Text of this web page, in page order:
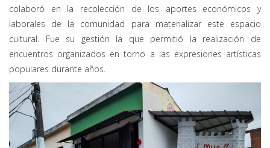
colaboró en la recolección de los aportes económicos y
laborales de la comunidad para materializar este espacio
cultural. Fue su gestión la que permitió la realización de
encuentros organizados en torno a las expresiones artísticas
populares durante años.